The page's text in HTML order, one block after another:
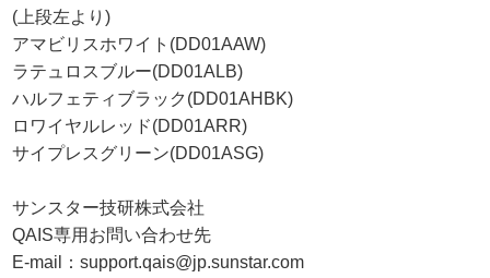
(上段左より)
アマビリスホワイト(DD01AAW)
ラテュロスブルー(DD01ALB)
ハルフェティブラック(DD01AHBK)
ロワイヤルレッド(DD01ARR)
サイプレスグリーン(DD01ASG)
サンスター技研株式会社
QAIS専用お問い合わせ先
E-mail：support.qais@jp.sunstar.com